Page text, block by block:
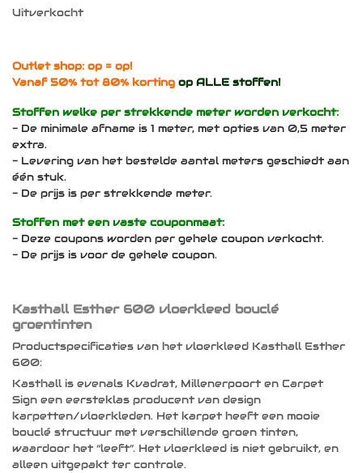
Uitverkocht
Outlet shop: op = op!
Vanaf 50% tot 80% korting op ALLE stoffen!
Stoffen welke per strekkende meter worden verkocht:
- De minimale afname is 1 meter, met opties van 0,5 meter
extra.
- Levering van het bestelde aantal meters geschiedt aan
één stuk.
- De prijs is per strekkende meter.
Stoffen met een vaste couponmaat:
- Deze coupons worden per gehele coupon verkocht.
- De prijs is voor de gehele coupon.
Kasthall Esther 600 vloerkleed bouclé
groentinten
Productspecificaties van het vloerkleed Kasthall Esther
600:
Kasthall is evenals Kvadrat, Millenerpoort en Carpet
Sign een eersteklas producent van design
karpetten/vloerkleden. Het karpet heeft een mooie
bouclé structuur met verschillende groen tinten,
waardoor het “leeft”. Het vloerkleed is niet gebruikt, en
alleen uitgepakt ter controle.